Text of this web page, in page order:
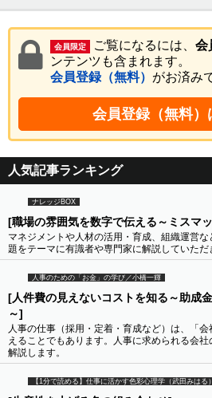
会員限定 ご覧になるには、 会
ンテンツも含まれます。
会員登録（無料） がお済み
会員登録（無料）
人気記事ランキング
ナレッジBOX
[職場の雰囲気を数字で伝える～ミスマ
マネジメントや人材の活用・育成、組織運営
題をテーマに有識者や専門家に解説していただ
人事のための「お金」の学び／小橋一輝
[人件費の見えないコストを知る～助成
～]
人事の仕事（採用・定着・育成など）は、「
えることでもあります。人事に求められる会
解説します。
【1分で読める】仕事に活かす色彩心理学（武田みはる）